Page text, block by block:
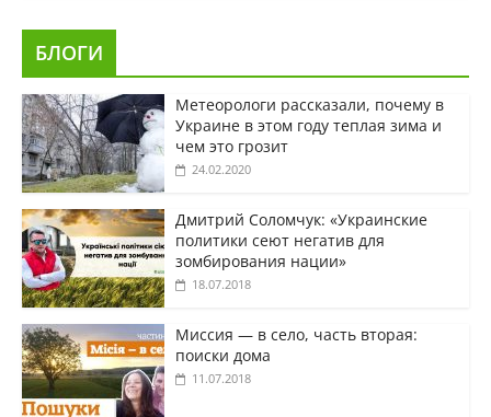
БЛОГИ
Метеорологи рассказали, почему в
Украине в этом году теплая зима и
чем это грозит
24.02.2020
Дмитрий Соломчук: «Украинские
политики сеют негатив для
зомбирования нации»
18.07.2018
Миссия — в село, часть вторая:
поиски дома
11.07.2018